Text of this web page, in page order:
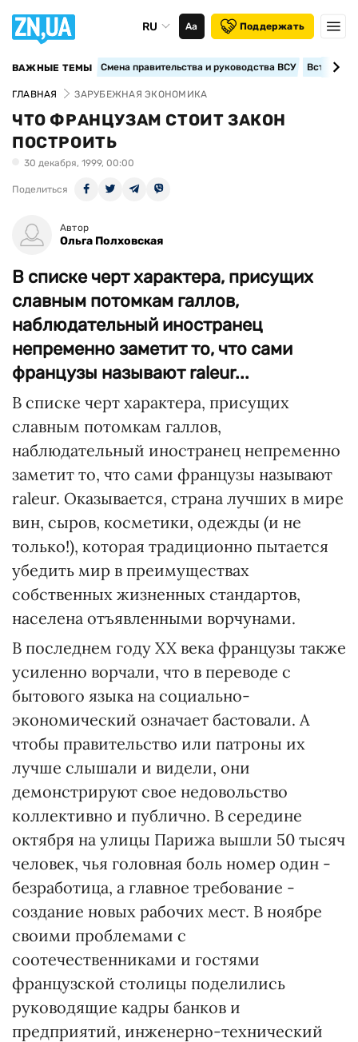
RU Аа Поддержать
ВАЖНЫЕ ТЕМЫ Смена правительства и руководства ВСУ
ГЛАВНАЯ ЗАРУБЕЖНАЯ ЭКОНОМИКА
ЧТО ФРАНЦУЗАМ СТОИТ ЗАКОН
ПОСТРОИТЬ
30 декабря, 1999, 00:00
Поделиться
Автор
Ольга Полховская
В списке черт характера, присущих
славным потомкам галлов,
наблюдательный иностранец
непременно заметит то, что сами
французы называют raleur...
В списке черт характера, присущих
славным потомкам галлов,
наблюдательный иностранец непременно
заметит то, что сами французы называют
raleur. Оказывается, страна лучших в мире
вин, сыров, косметики, одежды (и не
только!), которая традиционно пытается
убедить мир в преимуществах
собственных жизненных стандартов,
населена отъявленными ворчунами.
В последнем году XX века французы также
усиленно ворчали, что в переводе с
бытового языка на социально-
экономический означает бастовали. А
чтобы правительство или патроны их
лучше слышали и видели, они
демонстрируют свое недовольство
коллективно и публично. В середине
октября на улицы Парижа вышли 50 тысяч
человек, чья головная боль номер один -
безработица, а главное требование -
создание новых рабочих мест. В ноябре
своими проблемами с
соотечественниками и гостями
французской столицы поделились
руководящие кадры банков и
предприятий, инженерно-технический